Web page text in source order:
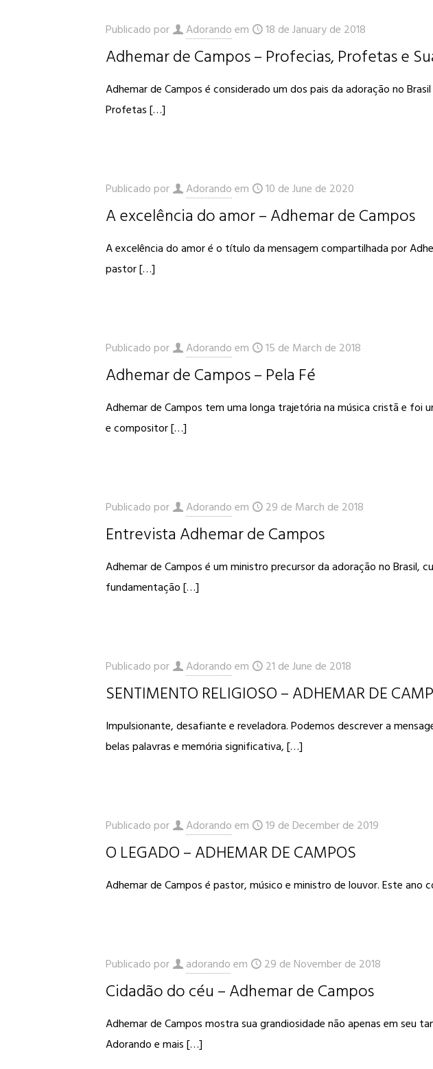
Publicado por Adorandoem 18 de January de 2018
Adhemar de Campos – Profecias, Profetas e
Adhemar de Campos é considerado um dos pais da adoração no
Profetas[…]
Publicado por Adorandoem 10 de June de 2020
A excelência do amor – Adhemar de Campos
A excelência do amor é o título da mensagem compartilhada por
pastor[…]
Publicado por Adorandoem 15 de March de 2018
Adhemar de Campos – Pela Fé
Adhemar de Campos tem uma longa trajetória na música cristã e foi
e compositor[…]
Publicado por Adorandoem 29 de March de 2018
Entrevista Adhemar de Campos
Adhemar de Campos é um ministro precursor da adoração no Brasil,
fundamentação[…]
Publicado por Adorandoem 21 de June de 2018
SENTIMENTO RELIGIOSO – ADHEMAR DE
Impulsionante, desafiante e reveladora. Podemos descrever a
belas palavras e memória significativa,[…]
Publicado por Adorandoem 19 de December de 2019
O LEGADO – ADHEMAR DE CAMPOS
Adhemar de Campos é pastor, músico e ministro de louvor. Este
Publicado por adorandoem 29 de November de 2018
Cidadão do céu – Adhemar de Campos
Adhemar de Campos mostra sua grandiosidade não apenas em seu
Adorando e mais[…]